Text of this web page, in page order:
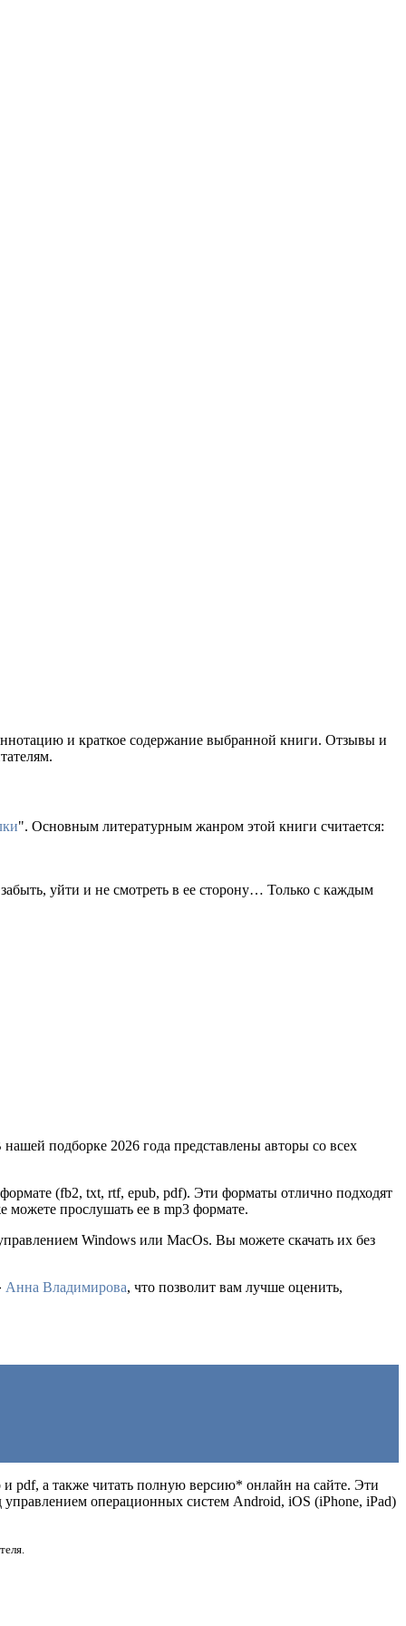
и краткое содержание выбранной книги. Отзывы и
". Основным литературным жанром этой книги считается:
уйти и не смотреть в ее сторону… Только с каждым
подборке 2026 года представлены авторы со всех
(fb2, txt, rtf, epub, pdf). Эти форматы отлично подходят
можете прослушать ее в mp3 формате.
Windows или MacOs. Вы можете скачать их без
Анна Владимирова, что позволит вам лучше оценить,
pdf, а также читать полную версию* онлайн на сайте. Эти
операционных систем Android, iOS (iPhone, iPad)